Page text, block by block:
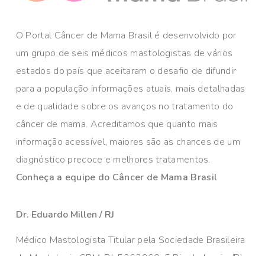
O Portal Câncer de Mama Brasil é desenvolvido por
um grupo de seis médicos mastologistas de vários
estados do país que aceitaram o desafio de difundir
para a população informações atuais, mais detalhadas
e de qualidade sobre os avanços no tratamento do
câncer de mama. Acreditamos que quanto mais
informação acessível, maiores são as chances de um
diagnóstico precoce e melhores tratamentos.
Conheça a equipe do Câncer de Mama Brasil
Dr. Eduardo Millen / RJ
Médico Mastologista Titular pela Sociedade Brasileira